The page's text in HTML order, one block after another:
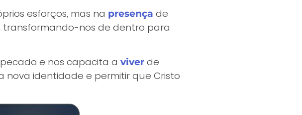
esforços, mas na presença de
transformando-nos de dentro para
e nos capacita a viver de
nova identidade e permitir que Cristo